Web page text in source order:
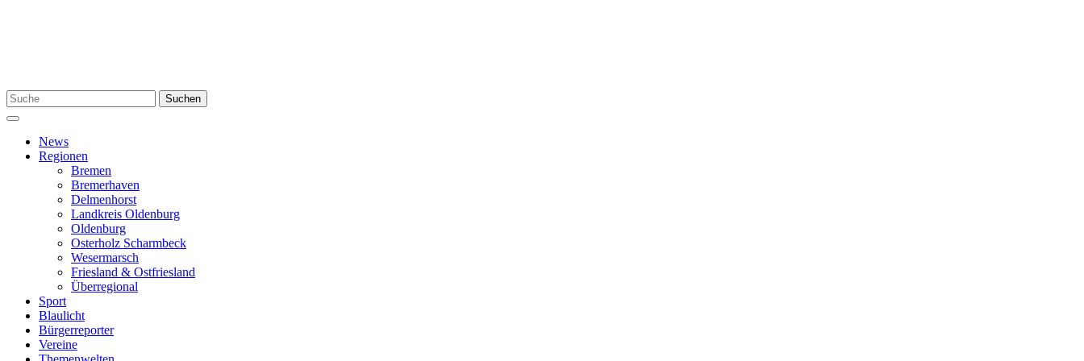
Suchen
nach:
Suchen
Menü
News
Regionen
Bremen
Bremerhaven
Delmenhorst
Landkreis Oldenburg
Oldenburg
Osterholz Scharmbeck
Wesermarsch
Friesland & Ostfriesland
Überregional
Sport
Blaulicht
Bürgerreporter
Vereine